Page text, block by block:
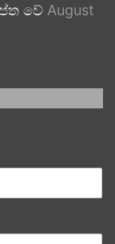
වේ August